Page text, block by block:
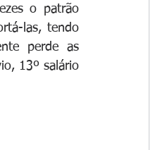
o patrão
las, tendo
perde as
13º salário